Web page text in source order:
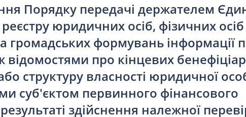
Порядку передачі держателем
юридичних осіб, фізичних осіб
громадських формувань інформації
відомостями про кінцевих
структуру власності юридичної
суб'єктом первинного фінансового
здійснення належної